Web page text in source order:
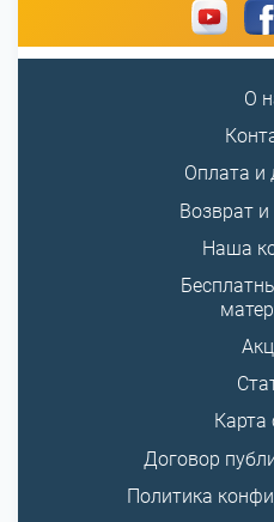
О
Оплата и
Возврат и
Наша
Карта
Договор
Политика